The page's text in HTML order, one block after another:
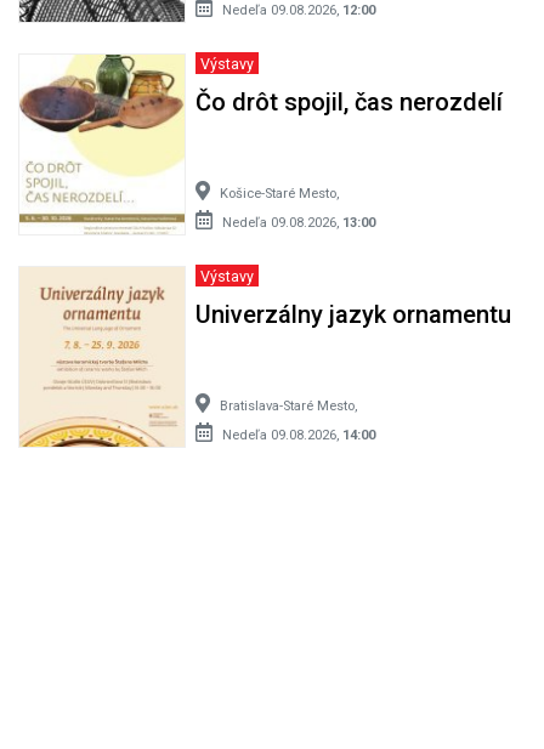
Nedeľa 09.08.2026, 12:00
Výstavy
Čo drôt spojil, čas nerozdelí
Košice-Staré Mesto,
Nedeľa 09.08.2026, 13:00
Výstavy
Univerzálny jazyk ornamentu
Bratislava-Staré Mesto,
Nedeľa 09.08.2026, 14:00